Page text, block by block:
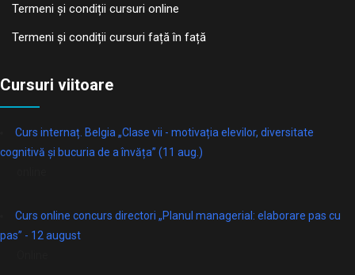
Termeni și condiții cursuri online
Termeni și condiții cursuri față în față
Cursuri viitoare
Curs internaț. Belgia „Clase vii - motivația elevilor, diversitate
cognitivă și bucuria de a învăța” (11 aug.)
Curs online concurs directori „Planul managerial: elaborare pas cu
pas” - 12 august